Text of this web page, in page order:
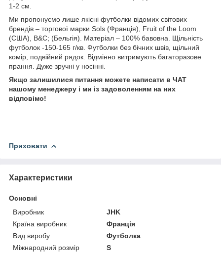
1-2 см.
Ми пропонуємо лише якісні футболки відомих світових
брендів – торгової марки Sols (Франція), Fruit of the Loom
(США), B&C; (Бельгія). Матеріал – 100% бавовна. Щільність
футболок -150-165 г/кв. Футболки без бічних швів, щільний
комір, подвійний рядок. Відмінно витримують багаторазове
прання. Дуже зручні у носінні.
Якщо залишилися питання можете написати в ЧАТ
нашому менеджеру і ми із задоволенням на них
відповімо!
Приховати
Характеристики
Основні
Виробник
JHK
Країна виробник
Франція
Вид виробу
Футболка
Міжнародний розмір
S